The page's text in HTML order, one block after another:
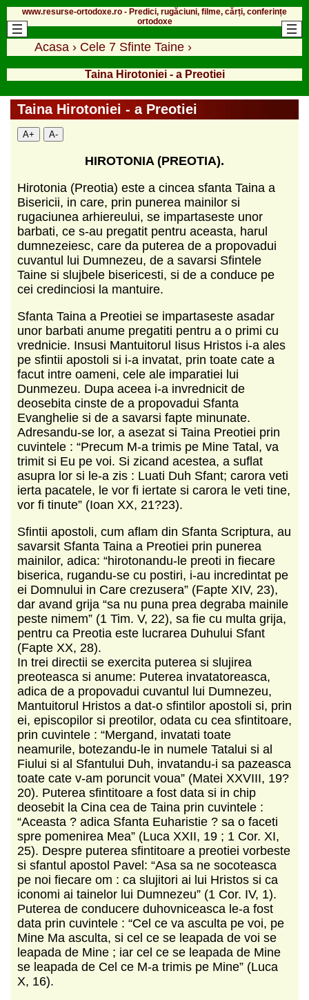
www.resurse-ortodoxe.ro - Predici, rugăciuni, filme, cărți, conferințe
ortodoxe
Acasa › Cele 7 Sfinte Taine ›
Taina Hirotoniei - a Preotiei
Taina Hirotoniei - a Preotiei
A+ A-
HIROTONIA (PREOTIA).
Hirotonia (Preotia) este a cincea sfanta Taina a
Bisericii, in care, prin punerea mainilor si
rugaciunea arhiereului, se impartaseste unor
barbati, ce s-au pregatit pentru aceasta, harul
dumnezeiesc, care da puterea de a propovadui
cuvantul lui Dumnezeu, de a savarsi Sfintele
Taine si slujbele bisericesti, si de a conduce pe
cei credinciosi la mantuire.
Sfanta Taina a Preotiei se impartaseste asadar
unor barbati anume pregatiti pentru a o primi cu
vrednicie. Insusi Mantuitorul Iisus Hristos i-a ales
pe sfintii apostoli si i-a invatat, prin toate cate a
facut intre oameni, cele ale imparatiei lui
Dunmezeu. Dupa aceea i-a invrednicit de
deosebita cinste de a propovadui Sfanta
Evanghelie si de a savarsi fapte minunate.
Adresandu-se lor, a asezat si Taina Preotiei prin
cuvintele : “Precum M-a trimis pe Mine Tatal, va
trimit si Eu pe voi. Si zicand acestea, a suflat
asupra lor si le-a zis : Luati Duh Sfant; carora veti
ierta pacatele, le vor fi iertate si carora le veti tine,
vor fi tinute” (Ioan XX, 21?23).
Sfintii apostoli, cum aflam din Sfanta Scriptura, au
savarsit Sfanta Taina a Preotiei prin punerea
mainilor, adica: “hirotonandu-le preoti in fiecare
biserica, rugandu-se cu postiri, i-au incredintat pe
ei Domnului in Care crezusera” (Fapte XIV, 23),
dar avand grija “sa nu puna prea degraba mainile
peste nimem” (1 Tim. V, 22), sa fie cu multa grija,
pentru ca Preotia este lucrarea Duhului Sfant
(Fapte XX, 28).
In trei directii se exercita puterea si slujirea
preoteasca si anume: Puterea invatatoreasca,
adica de a propovadui cuvantul lui Dumnezeu,
Mantuitorul Hristos a dat-o sfintilor apostoli si, prin
ei, episcopilor si preotilor, odata cu cea sfintitoare,
prin cuvintele : “Mergand, invatati toate
neamurile, botezandu-le in numele Tatalui si al
Fiului si al Sfantului Duh, invatandu-i sa pazeasca
toate cate v-am poruncit voua” (Matei XXVIII, 19?
20). Puterea sfintitoare a fost data si in chip
deosebit la Cina cea de Taina prin cuvintele :
“Aceasta ? adica Sfanta Euharistie ? sa o faceti
spre pomenirea Mea” (Luca XXII, 19 ; 1 Cor. XI,
25). Despre puterea sfintitoare a preotiei vorbeste
si sfantul apostol Pavel: “Asa sa ne socoteasca
pe noi fiecare om : ca slujitori ai lui Hristos si ca
iconomi ai tainelor lui Dumnezeu” (1 Cor. IV, 1).
Puterea de conducere duhovniceasca le-a fost
data prin cuvintele : “Cel ce va asculta pe voi, pe
Mine Ma asculta, si cel ce se leapada de voi se
leapada de Mine ; iar cel ce se leapada de Mine
se leapada de Cel ce M-a trimis pe Mine” (Luca
X, 16).